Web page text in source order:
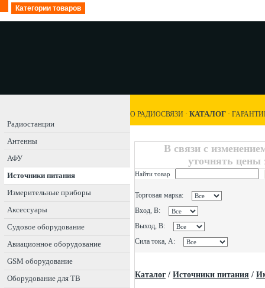
Категории товаров
Радиостанции
Антенны
АФУ
Источники питания
Измерительные приборы
Аксессуары
Судовое оборудование
Авиационное оборудование
GSM оборудование
Оборудование для ТВ
О РАДИОСВЯЗИ · КАТАЛОГ ·
В связи с
уточнять цены
Найти товар
Торговая марка:
Вход, В:
Выход, В:
Сила тока, А:
Каталог / Источники питания /